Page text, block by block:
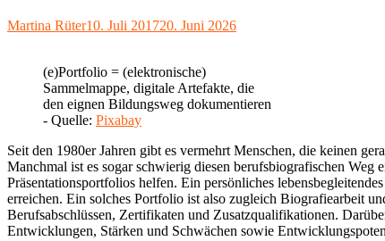
Autor
Martina RüterVeröffentlicht
10. Juli 201720. Juni 2026
(e)Portfolio = (elektronische)
Sammelmappe, digitale Artefakte, die
den eignen Bildungsweg dokumentieren
- Quelle: Pixabay
Seit den 1980er Jahren gibt es vermehrt Menschen, die keinen
Manchmal ist es sogar schwierig diesen berufsbiografischen
Präsentationsportfolios helfen. Ein persönliches
erreichen. Ein solches Portfolio ist also zugleich Biografiearbeit
Berufsabschlüssen, Zertifikaten und Zusatzqualifikationen.
Entwicklungen, Stärken und Schwächen sowie